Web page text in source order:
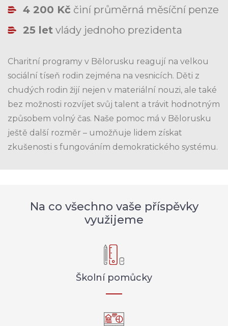
4 200 Kč činí průměrná měsíční penze
25 let vlády jednoho prezidenta
Charitní programy v Bělorusku reagují na velkou
sociální tíseň rodin zejména na vesnicích. Děti z
chudých rodin žijí nejen v materiální nouzi, ale také
bez možnosti rozvíjet svůj talent a trávit hodnotným
způsobem volný čas. Naše pomoc má v Bělorusku
ještě další rozměr – umožňuje lidem získat
zkušenosti s fungováním demokratického systému.
Na co všechno vaše příspěvky
využijeme
Školní pomůcky